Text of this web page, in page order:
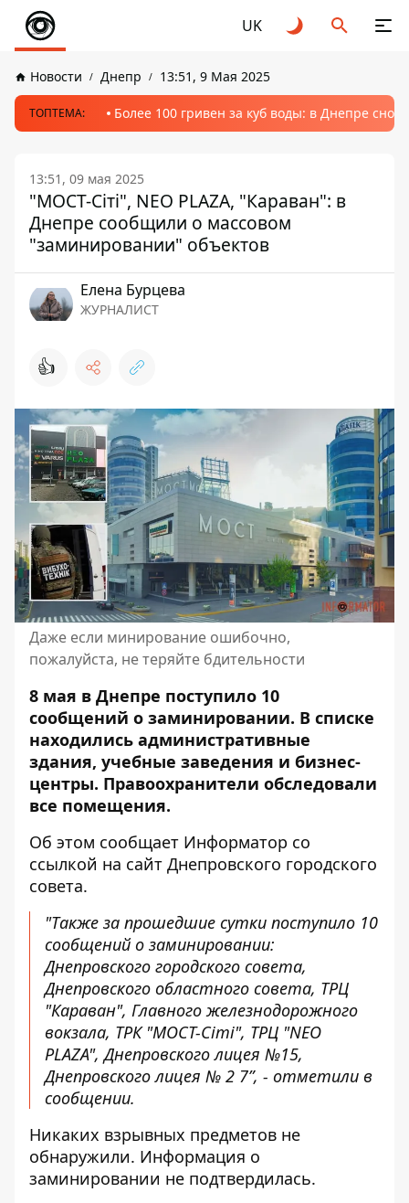
UK
Новости Днепр 13:51, 9 Мая 2025
ТОПТЕМА: Более 100 гривен за куб воды: в Днепре
13:51, 09 мая 2025
"МОСТ-Сіті", NEO PLAZA, "Караван": в
Днепре сообщили о массовом
"заминировании" объектов
Елена Бурцева
ЖУРНАЛИСТ
👍
Даже если минирование ошибочно,
пожалуйста, не теряйте бдительности
8 мая в Днепре поступило 10
сообщений о заминировании. В списке
находились административные
здания, учебные заведения и бизнес-
центры. Правоохранители обследовали
все помещения.
Об этом сообщает Информатор со
ссылкой на сайт Днепровского городского
совета.
"Также за прошедшие сутки поступило 10
сообщений о заминировании:
Днепровского городского совета,
Днепровского областного совета, ТРЦ
"Караван", Главного железнодорожного
вокзала, ТРК "МОСТ-Сіті", ТРЦ "NEO
PLAZA", Днепровского лицея №15,
Днепровского лицея № 2 7”, - отметили в
сообщении.
Никаких взрывных предметов не
обнаружили. Информация о
заминировании не подтвердилась.